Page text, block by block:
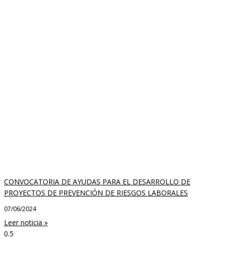
CONVOCATORIA DE AYUDAS PARA EL DESARROLLO DE
PROYECTOS DE PREVENCIÓN DE RIESGOS LABORALES
07/06/2024
Leer noticia »